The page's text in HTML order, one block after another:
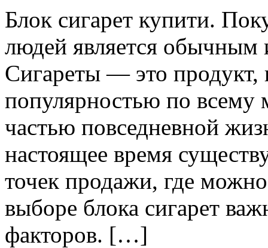
Блoк сигaрeт купити.
людей является
Сигареты — это продукт,
популярностью по всему
частью повседневной
настоящее время
точек продажи, где
выборе блока сигарет
факторов. […]